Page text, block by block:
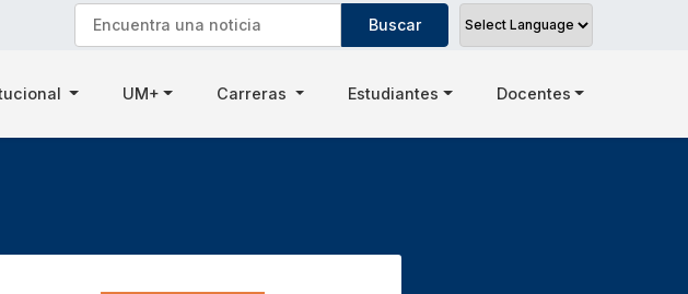
UM+ Carreras Estudiantes Docentes